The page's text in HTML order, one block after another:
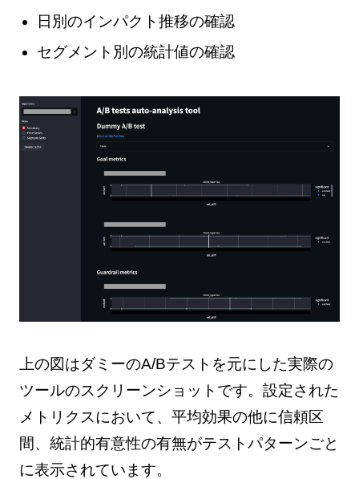
日別のインパクト推移の確認
セグメント別の統計値の確認
上の図はダミーのA/Bテストを元にした実際の
ツールのスクリーンショットです。設定された
メトリクスにおいて、平均効果の他に信頼区
間、統計的有意性の有無がテストパターンごと
に表示されています。